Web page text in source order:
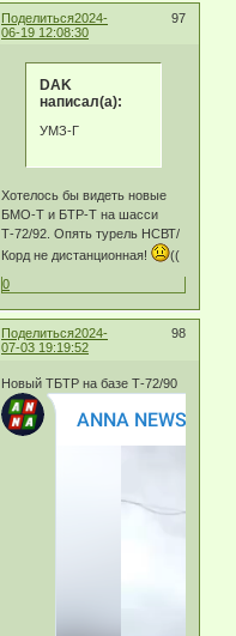
Поделиться 97
2024-
06-19 12:08:30
DAK
написал(а):
УМЗ-Г
Хотелось бы видеть новые
БМО-Т и БТР-Т на шасси
Т-72/92. Опять турель НСВТ/
Корд не дистанционная!
((
0
Поделиться 98
2024-
07-03 19:19:52
Новый ТБТР на базе Т-72/90